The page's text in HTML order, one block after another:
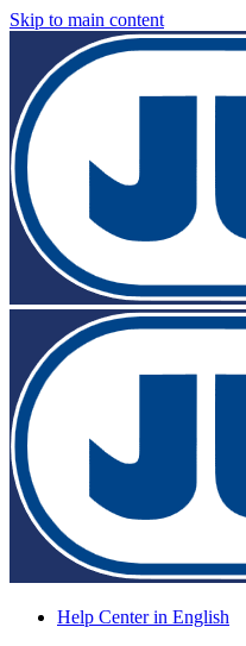
Skip to main content
Help Center in English